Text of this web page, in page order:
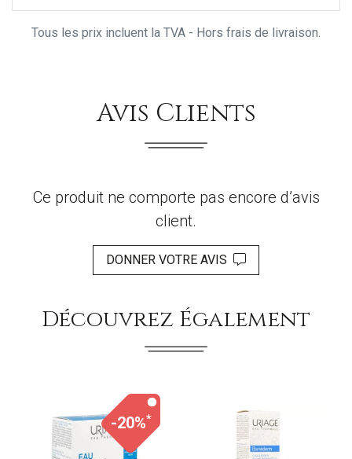
Tous les prix incluent la TVA - Hors frais de livraison.
Avis Clients
Ce produit ne comporte pas encore d’avis
client.
DONNER VOTRE AVIS
Découvrez Également
-20%*